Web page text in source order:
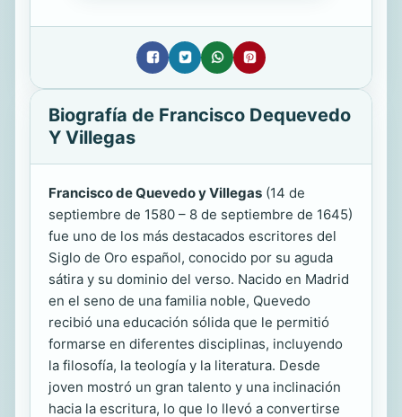
Biografía de Francisco Dequevedo
Y Villegas
Francisco de Quevedo y Villegas (14 de
septiembre de 1580 – 8 de septiembre de 1645)
fue uno de los más destacados escritores del
Siglo de Oro español, conocido por su aguda
sátira y su dominio del verso. Nacido en Madrid
en el seno de una familia noble, Quevedo
recibió una educación sólida que le permitió
formarse en diferentes disciplinas, incluyendo
la filosofía, la teología y la literatura. Desde
joven mostró un gran talento y una inclinación
hacia la escritura, lo que lo llevó a convertirse